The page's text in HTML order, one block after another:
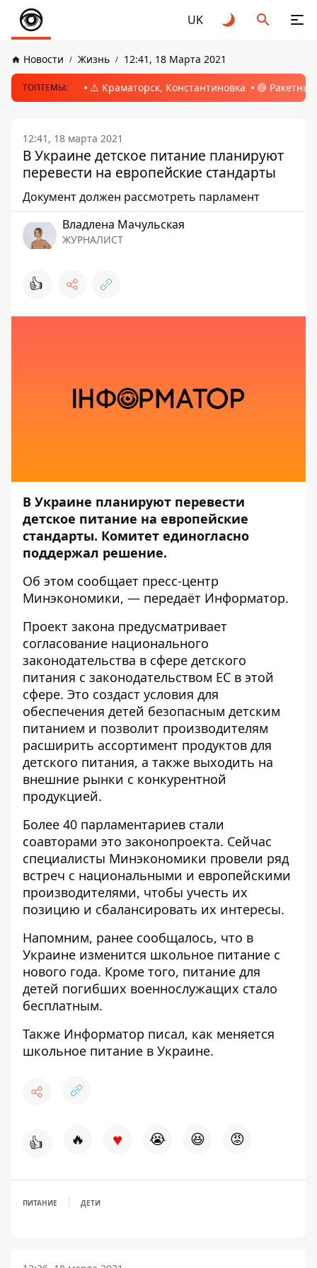
UK
Новости Жизнь 12:41, 18 Марта 2021
ТОПТЕМЫ: ⚠️ Краматорск, Константиновка 🔴
12:41, 18 марта 2021
В Украине детское питание планируют
перевести на европейские стандарты
Документ должен рассмотреть парламент
Владлена Мачульская
ЖУРНАЛИСТ
👍
В Украине планируют перевести
детское питание на европейские
стандарты. Комитет единогласно
поддержал решение.
Об этом сообщает пресс-центр
Минэкономики, — передаёт Информатор.
Проект закона предусматривает
согласование национального
законодательства в сфере детского
питания с законодательством ЕС в этой
сфере. Это создаст условия для
обеспечения детей безопасным детским
питанием и позволит производителям
расширить ассортимент продуктов для
детского питания, а также выходить на
внешние рынки с конкурентной
продукцией.
Более 40 парламентариев стали
соавторами это законопроекта. Сейчас
специалисты Минэкономики провели ряд
встреч с национальными и европейскими
производителями, чтобы учесть их
позицию и сбалансировать их интересы.
Напомним, ранее сообщалось, что в
Украине изменится школьное питание с
нового года. Кроме того, питание для
детей погибших военнослужащих стало
бесплатным.
Также Информатор писал, как меняется
школьное питание в Украине.
👍 🔥 ♥ 😭 😆 😡
ПИТАНИЕ ДЕТИ